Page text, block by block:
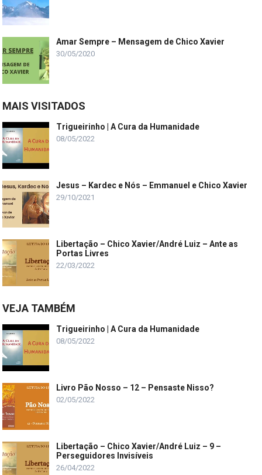
Amar Sempre – Mensagem de Chico Xavier
30/05/2020
MAIS VISITADOS
Trigueirinho | A Cura da Humanidade
08/05/2022
Jesus – Kardec e Nós – Emmanuel e Chico Xavier
29/10/2021
Libertação – Chico Xavier/André Luiz – Ante as
Portas Livres
22/03/2022
VEJA TAMBÉM
Trigueirinho | A Cura da Humanidade
08/05/2022
Livro Pão Nosso – 12 – Pensaste Nisso?
02/05/2022
Libertação – Chico Xavier/André Luiz – 9 –
Perseguidores Invisíveis
26/04/2022